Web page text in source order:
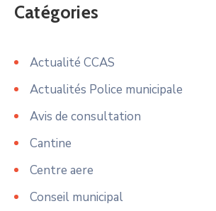
Catégories
Actualité CCAS
Actualités Police municipale
Avis de consultation
Cantine
Centre aere
Conseil municipal